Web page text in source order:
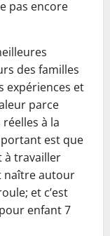
pas encore
des familles
expériences et
parce
à la
est que
à travailler
naître autour
et c’est
enfant 7